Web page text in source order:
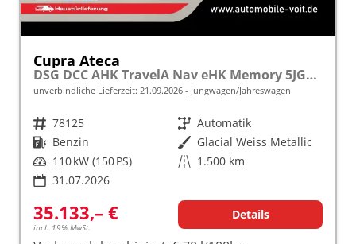
Cupra Ateca
DSG DCC AHK TravelA Nav eHK Memory 5JGar.
unverbindliche Lieferzeit: 21.09.2026 Jungwagen/Jahreswagen
Fahrzeugnr. 78125 Getriebe Automatik
Kraftstoff Benzin Außenfarbe Glacial Weiss Metallic
Leistung 110 kW (150 PS) Kilometerstand 1.500 km
31.07.2026
35.133,– €
incl. 19% MwSt.
Details